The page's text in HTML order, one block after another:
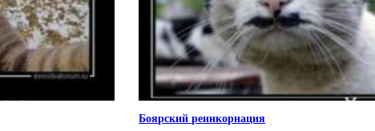
Боярский реинкорнация